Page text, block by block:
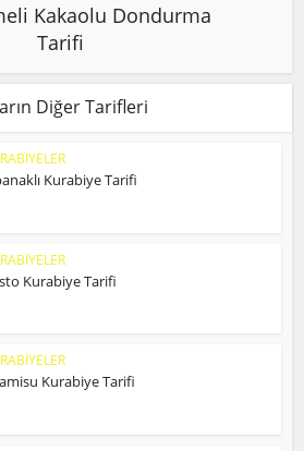
Kakaolu Dondurma
Tarifi
Diğer Tarifleri
Kurabiye Tarifi
Kurabiye Tarifi
Kurabiye Tarifi